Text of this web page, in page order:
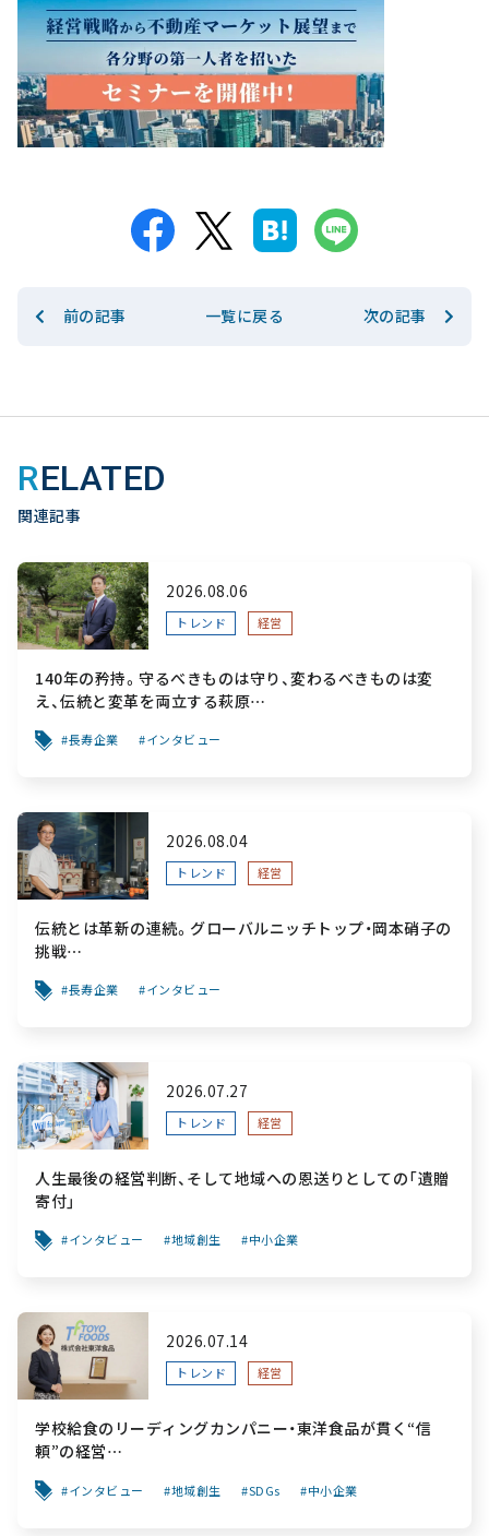
前の記事 一覧に戻る 次の記事
RELATED
関連記事
2026.08.06
トレンド 経営
140年の矜持。守るべきものは守り、変わるべきものは変
え、伝統と変革を両立する萩原
長寿企業 インタビュー
2026.08.04
トレンド 経営
伝統とは革新の連続。グローバルニッチトップ・岡本硝子の
挑戦
こだわり、ガラスを超える経営戦略～
長寿企業 インタビュー
2026.07.27
トレンド 経営
人生最後の経営判断、そして地域への恩送りとしての「遺贈
寄付」
インタビュー 地域創生 中小企業
2026.07.14
トレンド 経営
学校給食のリーディングカンパニー・東洋食品が貫く“信
頼”の経営
へ繋ぐ挑戦～
インタビュー 地域創生 SDGs 中小企業